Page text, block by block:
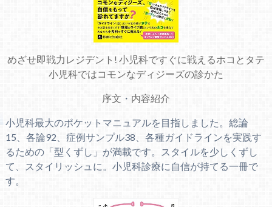
めざせ即戦力レジデント! 小児科ですぐに戦えるホコとタテ
小児科ではコモンなディジーズの診かた
序文 ・ 内容紹介
小児科最大のポケットマニュアルを目指しました。総論
15、各論92、症例サンプル38、各種ガイドラインを実践す
るための「型くずし」が満載です。スタイルを少しくずし
て、スタイリッシュに。小児科診療に自信が持てる一冊で
す。